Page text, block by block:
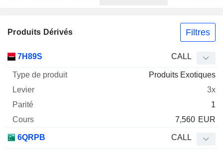
Produits Dérivés Filtres
Mnemo Type produit
Cours
7H89S CALL
Produits Exotiques
3x
1
7,560 EUR
6QRPB CALL